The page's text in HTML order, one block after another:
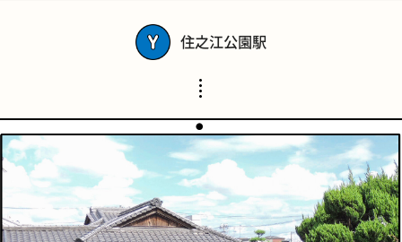
スポーツバー 橋
住之江公園駅